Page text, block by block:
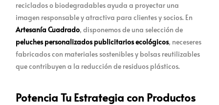
reciclados o biodegradables ayuda a proyectar una
imagen responsable y atractiva para clientes y socios. En
Artesanía Cuadrado, disponemos de una selección de
peluches personalizados publicitarios ecológicos, neceseres
fabricados con materiales sostenibles y bolsas reutilizables
que contribuyen a la reducción de residuos plásticos.
Potencia Tu Estrategia con Productos